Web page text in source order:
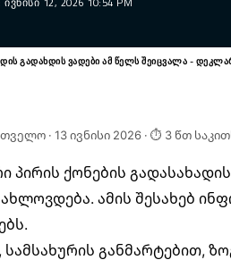
გადახდის ვადები ამ წელს შეიცვალა -
· 13 ივნისი 2026 · ⏱ 3 წთ
პირის ქონების
ამის შესახებ
განმარტებით,